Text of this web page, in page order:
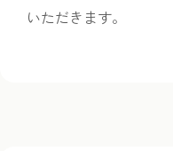
いただきます。